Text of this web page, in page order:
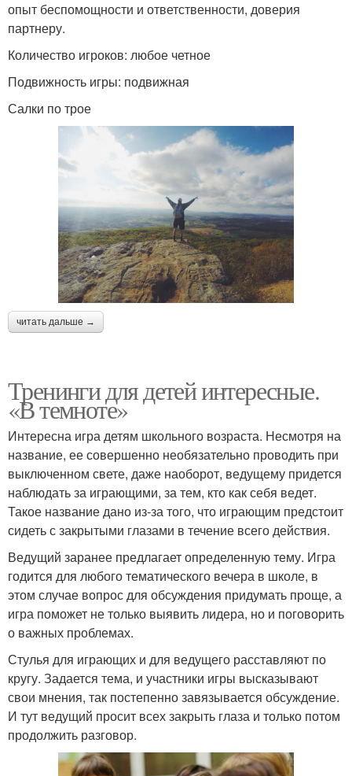
опыт беспомощности и ответственности, доверия
партнеру.
Количество игроков: любое четное
Подвижность игры: подвижная
Салки по трое
читать дальше →
Тренинги для детей интересные.
«В темноте»
Интересна игра детям школьного возраста. Несмотря на
название, ее совершенно необязательно проводить при
выключенном свете, даже наоборот, ведущему придется
наблюдать за играющими, за тем, кто как себя ведет.
Такое название дано из-за того, что играющим предстоит
сидеть с закрытыми глазами в течение всего действия.
Ведущий заранее предлагает определенную тему. Игра
годится для любого тематического вечера в школе, в
этом случае вопрос для обсуждения придумать проще, а
игра поможет не только выявить лидера, но и поговорить
о важных проблемах.
Стулья для играющих и для ведущего расставляют по
кругу. Задается тема, и участники игры высказывают
свои мнения, так постепенно завязывается обсуждение.
И тут ведущий просит всех закрыть глаза и только потом
продолжить разговор.